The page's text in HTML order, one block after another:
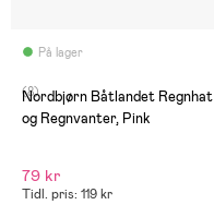
På lager
(8)
Nordbjørn Båtlandet Regnhat
og Regnvanter, Pink
79 kr
Tidl. pris: 119 kr